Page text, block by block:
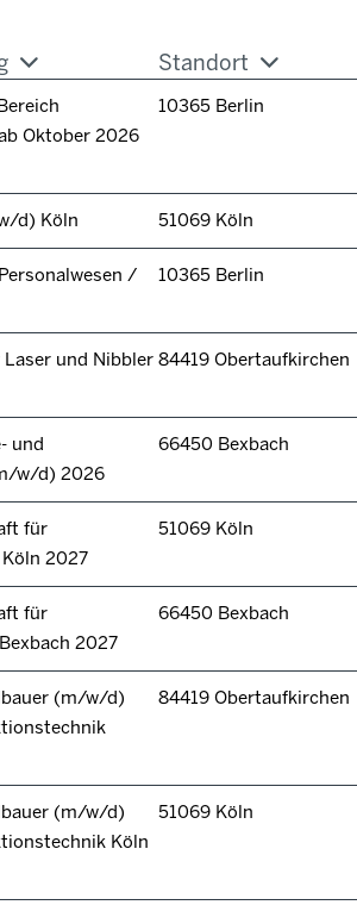
Standort
Oktober 2026
10365 Berlin
d) Köln 51069 Köln
/
10365 Berlin
und Nibbler 84419 Obertaufkirchen
und
w/d) 2026
66450 Bexbach
für
2027
51069 Köln
für
2027
66450 Bexbach
(m/w/d)
84419 Obertaufkirchen
(m/w/d)
Köln
51069 Köln